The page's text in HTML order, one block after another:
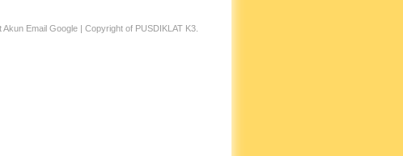
Akun Email Google| Copyright of PUSDIKLAT K3.